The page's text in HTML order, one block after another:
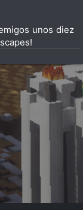
unos diez